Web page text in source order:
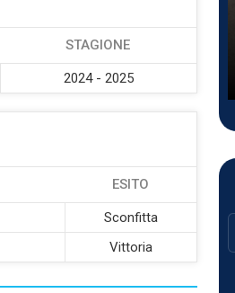
STAGIONE
2024 - 2025
ESITO
Sconfitta
Vittoria